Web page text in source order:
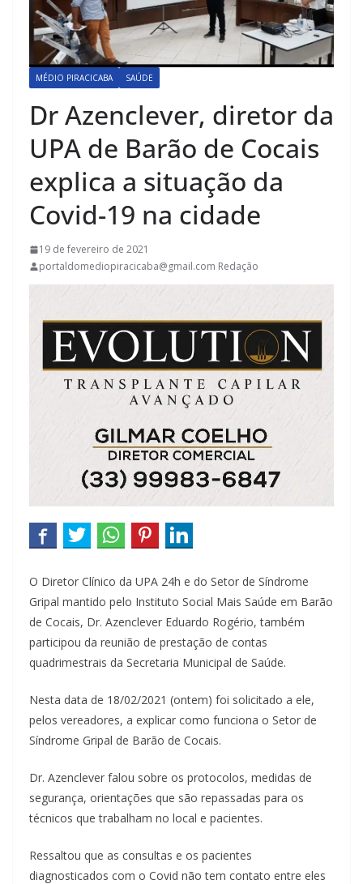
MÉDIO PIRACICABA SAÚDE
Dr Azenclever, diretor da
UPA de Barão de Cocais
explica a situação da
Covid-19 na cidade
19 de fevereiro de 2021
portaldomediopiracicaba@gmail.com Redação
O Diretor Clínico da UPA 24h e do Setor de Síndrome
Gripal mantido pelo Instituto Social Mais Saúde em Barão
de Cocais, Dr. Azenclever Eduardo Rogério, também
participou da reunião de prestação de contas
quadrimestrais da Secretaria Municipal de Saúde.
Nesta data de 18/02/2021 (ontem) foi solicitado a ele,
pelos vereadores, a explicar como funciona o Setor de
Síndrome Gripal de Barão de Cocais.
Dr. Azenclever falou sobre os protocolos, medidas de
segurança, orientações que são repassadas para os
técnicos que trabalham no local e pacientes.
Ressaltou que as consultas e os pacientes
diagnosticados com o Covid não tem contato entre eles